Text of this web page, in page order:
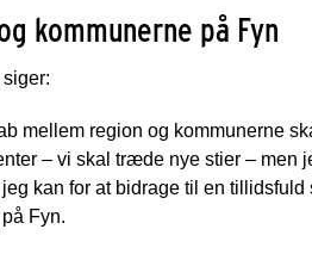
kommunerne på Fyn
mellem region og kommunerne
– vi skal træde nye stier – men
kan for at bidrage til en
Fyn.